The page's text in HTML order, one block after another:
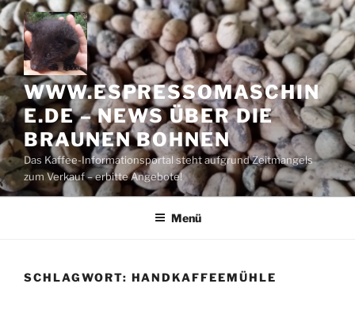
Zum
Inhalt
springen
WWW.ESPRESSOMASCHIN
E.DE – NEWS ÜBER DIE
BRAUNEN BOHNEN
Das Kaffee-Informationsportal steht aufgrund Zeitmangels
zum Verkauf – erbitte Angebote!
Menü
SCHLAGWORT: HANDKAFFEEMÜHLE